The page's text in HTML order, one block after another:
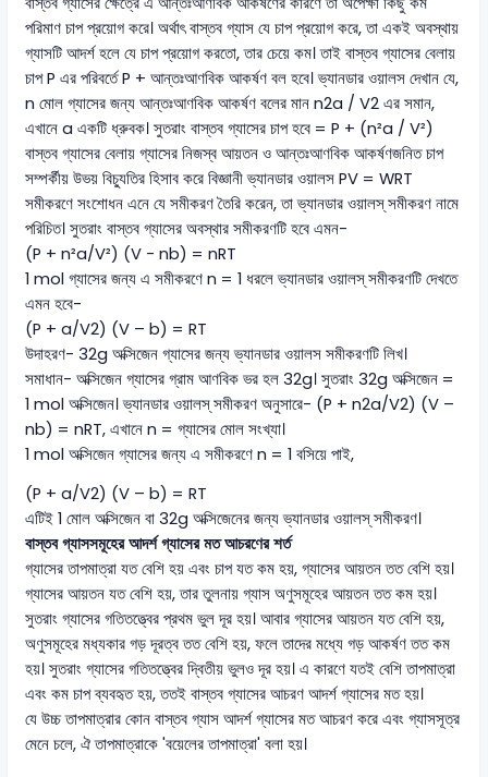
পরিমাণ চাপ প্রয়োগ করে। অর্থাৎ বাস্তব গ্যাস যে চাপ প্রয়োগ করে, তা একই অবস্থায়
গ্যাসটি আদর্শ হলে যে চাপ প্রয়োগ করতো, তার চেয়ে কম। তাই বাস্তব গ্যাসের বেলায়
চাপ P এর পরিবর্তে P + আন্তঃআণবিক আকর্ষণ বল হবে। ভ্যানডার ওয়ালস দেখান যে,
n মোল গ্যাসের জন্য আন্তঃআণবিক আকর্ষণ বলের মান n2a / V2 এর সমান,
এখানে a একটি ধ্রুবক। সুতরাং বাস্তব গ্যাসের চাপ হবে = P + (n²a / V²)
বাস্তব গ্যাসের বেলায় গ্যাসের নিজস্ব আয়তন ও আন্তঃআণবিক আকর্ষণজনিত চাপ
সম্পৰ্কীয় উভয় বিচ্যুতির হিসাব করে বিজ্ঞানী ভ্যানডার ওয়ালস PV = WRT
সমীকরণে সংশোধন এনে যে সমীকরণ তৈরি করেন, তা ভ্যানডার ওয়ালস্ সমীকরণ নামে
পরিচিত। সুতরাং বাস্তব গ্যাসের অবস্থার সমীকরণটি হবে এমন-
(P + n²a/V²) (V - nb) = nRT
1 mol গ্যাসের জন্য এ সমীকরণে n = 1 ধরলে ভ্যানডার ওয়ালস্ সমীকরণটি দেখতে
এমন হবে-
(P + a/V2) (V – b) = RT
উদাহরণ- 32g অক্সিজেন গ্যাসের জন্য ভ্যানডার ওয়ালস সমীকরণটি লিখ।
সমাধান- অক্সিজেন গ্যাসের গ্রাম আণবিক ভর হল 32g। সুতরাং 32g অক্সিজেন =
1 mol অক্সিজেন। ভ্যানডার ওয়ালস্ সমীকরণ অনুসারে- (P + n2a/V2) (V –
nb) = nRT, এখানে n = গ্যাসের মোল সংখ্যা।
1 mol অক্সিজেন গ্যাসের জন্য এ সমীকরণে n = 1 বসিয়ে পাই,
(P + a/V2) (V – b) = RT
এটিই 1 মোল অক্সিজেন বা 32g অক্সিজেনের জন্য ভ্যানডার ওয়ালস্ সমীকরণ।
বাস্তব গ্যাসসমূহের আদর্শ গ্যাসের মত আচরণের শর্ত
গ্যাসের তাপমাত্রা যত বেশি হয় এবং চাপ যত কম হয়, গ্যাসের আয়তন তত বেশি হয়।
গ্যাসের আয়তন যত বেশি হয়, তার তুলনায় গ্যাস অণুসমূহের আয়তন তত কম হয়।
সুতরাং গ্যাসের গতিতত্ত্বের প্রথম ভুল দূর হয়। আবার গ্যাসের আয়তন যত বেশি হয়,
অণুসমূহের মধ্যকার গড় দূরত্ব তত বেশি হয়, ফলে তাদের মধ্যে গড় আকর্ষণ তত কম
হয়। সুতরাং গ্যাসের গতিতত্ত্বের দ্বিতীয় ভুলও দূর হয়। এ কারণে যতই বেশি তাপমাত্রা
এবং কম চাপ ব্যবহৃত হয়, ততই বাস্তব গ্যাসের আচরণ আদর্শ গ্যাসের মত হয়।
যে উচ্চ তাপমাত্রার কোন বাস্তব গ্যাস আদর্শ গ্যাসের মত আচরণ করে এবং গ্যাসসূত্র
মেনে চলে, ঐ তাপমাত্রাকে 'বয়েলের তাপমাত্রা' বলা হয়।